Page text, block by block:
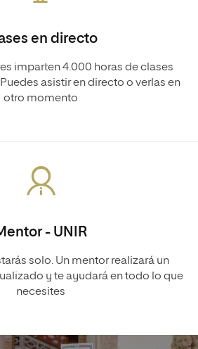
en directo
imparten 4.000 horas de clases
asistir en directo o verlas en
otro momento
- UNIR
solo. Un mentor realizará un
y te ayudará en todo lo que
necesites